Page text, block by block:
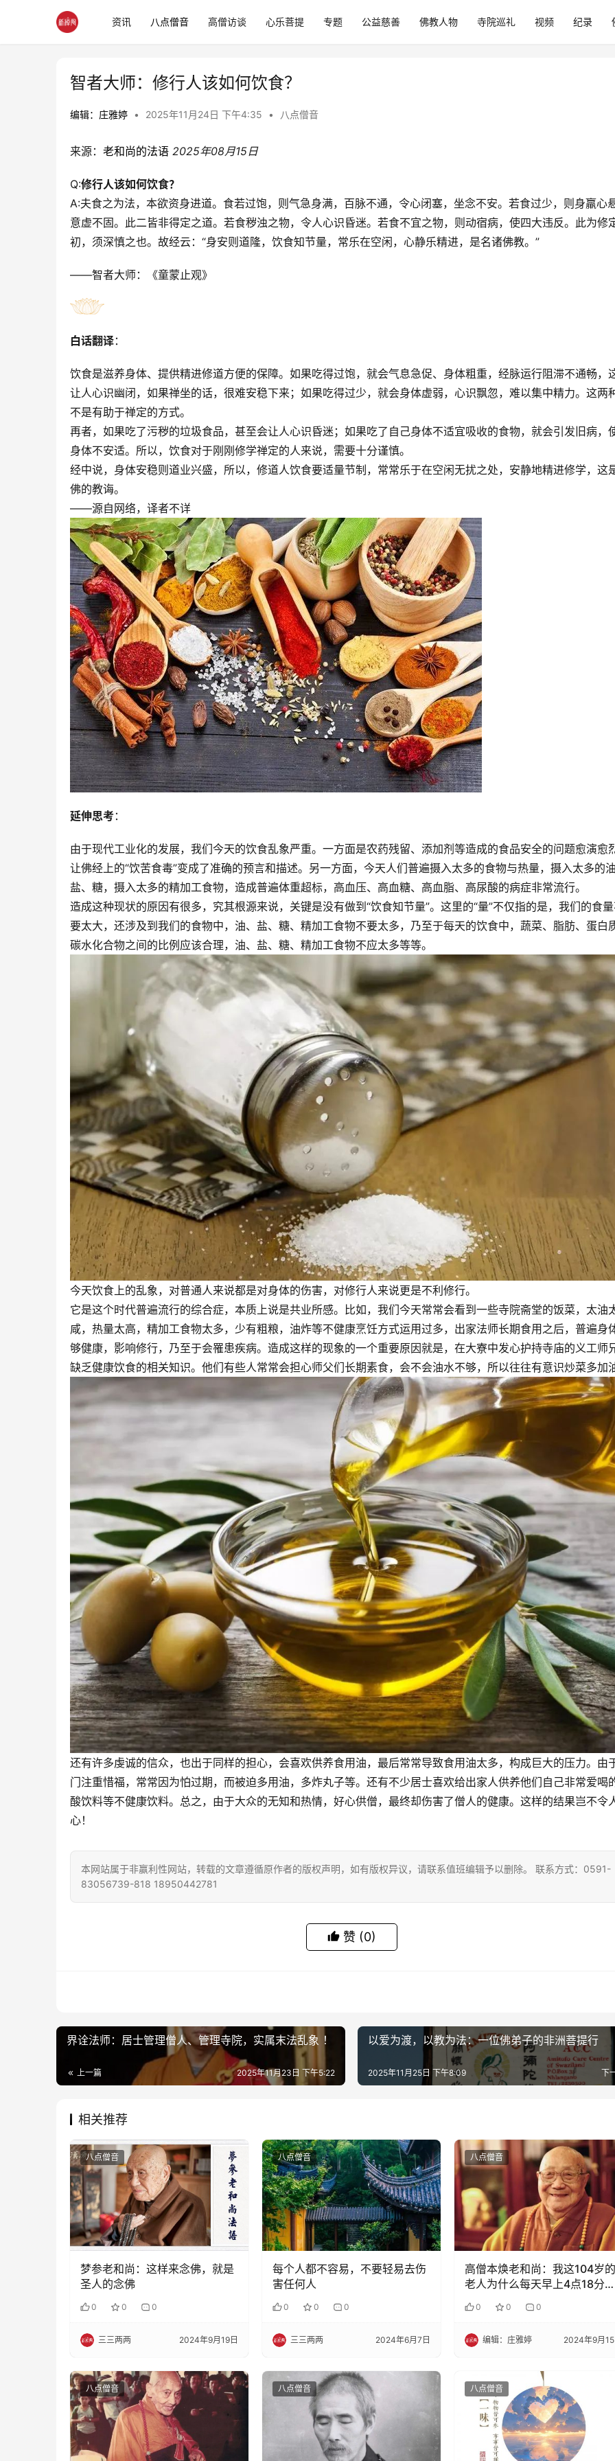
资讯 八点僧音 高僧访谈 心乐菩提 专题 公益慈善 佛教人物 寺院巡礼 视频 纪录
智者大师：修行人该如何饮食？
编辑：庄雅婷 • 2025年11月24日 下午4:35 • 八点僧音
来源： 老和尚的法语 2025年08月15日
Q:修行人该如何饮食？
A:夫食之为法，本欲资身进道。食若过饱，则气急身满，百脉不通，令心闭塞，坐念不安。若食过少，则身羸心
意虚不固。此二皆非得定之道。若食秽浊之物，令人心识昏迷。若食不宜之物，则动宿病，使四大违反。此为修
初，须深慎之也。故经云：“身安则道隆，饮食知节量，常乐在空闲，心静乐精进，是名诸佛教。”
——智者大师：《童蒙止观》
白话翻译：
饮食是滋养身体、提供精进修道方便的保障。如果吃得过饱，就会气息急促、身体粗重，经脉运行阻滞不通畅，
让人心识幽闭，如果禅坐的话，很难安稳下来；如果吃得过少，就会身体虚弱，心识飘忽，难以集中精力。这两
不是有助于禅定的方式。
再者，如果吃了污秽的垃圾食品，甚至会让人心识昏迷；如果吃了自己身体不适宜吸收的食物，就会引发旧病，
身体不安适。所以，饮食对于刚刚修学禅定的人来说，需要十分谨慎。
经中说，身体安稳则道业兴盛，所以，修道人饮食要适量节制，常常乐于在空闲无扰之处，安静地精进修学，这
佛的教诲。
——源自网络，译者不详
延伸思考：
由于现代工业化的发展，我们今天的饮食乱象严重。一方面是农药残留、添加剂等造成的食品安全的问题愈演愈
让佛经上的“饮苦食毒”变成了准确的预言和描述。另一方面，今天人们普遍摄入太多的食物与热量，摄入太多的
盐、糖，摄入太多的精加工食物，造成普遍体重超标，高血压、高血糖、高血脂、高尿酸的病症非常流行。
造成这种现状的原因有很多，究其根源来说，关键是没有做到“饮食知节量”。这里的“量”不仅指的是，我们的食
要太大，还涉及到我们的食物中，油、盐、糖、精加工食物不要太多，乃至于每天的饮食中，蔬菜、脂肪、蛋白
碳水化合物之间的比例应该合理，油、盐、糖、精加工食物不应太多等等。
今天饮食上的乱象，对普通人来说都是对身体的伤害，对修行人来说更是不利修行。
它是这个时代普遍流行的综合症，本质上说是共业所感。比如，我们今天常常会看到一些寺院斋堂的饭菜，太油
咸，热量太高，精加工食物太多，少有粗粮，油炸等不健康烹饪方式运用过多，出家法师长期食用之后，普遍身
够健康，影响修行，乃至于会罹患疾病。造成这样的现象的一个重要原因就是，在大寮中发心护持寺庙的义工师
缺乏健康饮食的相关知识。他们有些人常常会担心师父们长期素食，会不会油水不够，所以往往有意识炒菜多加
还有许多虔诚的信众，也出于同样的担心，会喜欢供养食用油，最后常常导致食用油太多，构成巨大的压力。由
门注重惜福，常常因为怕过期，而被迫多用油，多炸丸子等。还有不少居士喜欢给出家人供养他们自己非常爱喝
酸饮料等不健康饮料。总之，由于大众的无知和热情，好心供僧，最终却伤害了僧人的健康。这样的结果岂不令
心！
本网站属于非赢利性网站，转载的文章遵循原作者的版权声明，如有版权异议，请联系值班编辑予以删除。 联系方式：0591-
83056739-818 18950442781
赞 (0)
界诠法师：居士管理僧人、管理寺院，实属末法乱象 ！
上一篇 2025年11月23日 下午5:22
以爱为渡，以教为法：一位佛弟子的非洲菩提行
下
2025年11月25日 下午8:09
相关推荐
八点僧音
梦参老和尚：这样来念佛，就是
圣人的念佛
0 0 0
三三两两 2024年9月19日
八点僧音
每个人都不容易，不要轻易去伤
害任何人
0 0 0
三三两两 2024年6月7日
八点僧音
高僧本焕老和尚：我这104岁的
老人为什么每天早上4点18分起
床？
0 0 0
编辑：庄雅婷 2024年9月
八点僧音 八点僧音 八点僧音